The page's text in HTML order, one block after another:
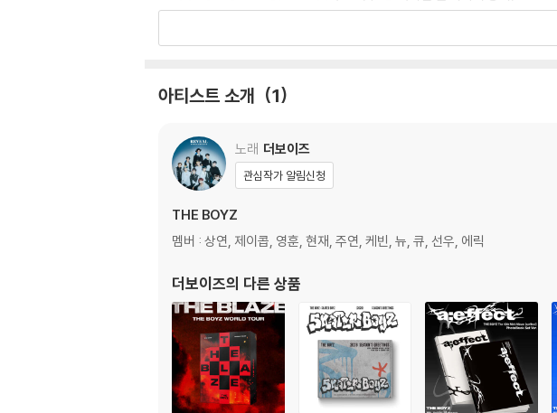
- Q&A CARD : W 70 X H 110 (mm) / RANDOM 1EA OUT OF 11 (버전
- SELFIE PHOTOCARD : W 55 X H 85 (mm) / RANDOM 2EA OUT OF
아티스트 소개 1
노래 더보이즈
관심작가 알림신청
THE BOYZ
멤버 : 상연, 제이콥, 영훈, 현재, 주연, 케빈, 뉴, 큐, 선우, 에릭
더보이즈의 다른 상품